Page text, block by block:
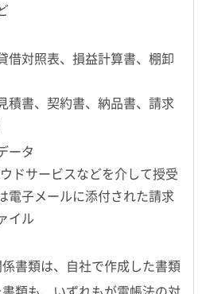
借対照表、損益計算書、棚卸
積書、契約書、納品書、請求
ータ
ドサービスなどを介して授受
電子メールに添付された請求
イル
書類は、自社で作成した書類